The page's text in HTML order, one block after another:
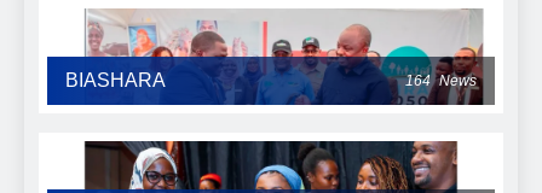
BIASHARA 164 News